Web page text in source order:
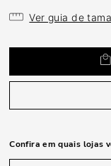
Ver guia de
Confira em quais lojas